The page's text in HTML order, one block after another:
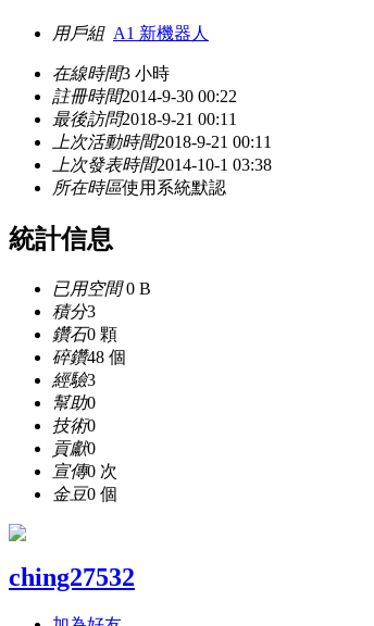
用戶組 A1 新機器人
在線時間3 小時
註冊時間2014-9-30 00:22
最後訪問2018-9-21 00:11
上次活動時間2018-9-21 00:11
上次發表時間2014-10-1 03:38
所在時區使用系統默認
統計信息
已用空間0 B
積分3
鑽石0 顆
碎鑽48 個
經驗3
幫助0
技術0
貢獻0
宣傳0 次
金豆0 個
ching27532